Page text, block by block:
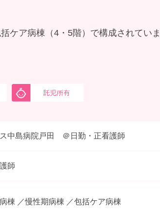
ケア病棟（4・5階）で構成されてい
中島病院戸田 ＠日勤・正看護師
師
一般病棟 ／慢性期病棟 ／包括ケア病棟